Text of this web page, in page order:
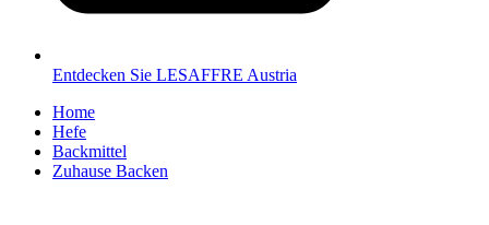
Entdecken Sie LESAFFRE Austria
Home
Hefe
Backmittel
Zuhause Backen